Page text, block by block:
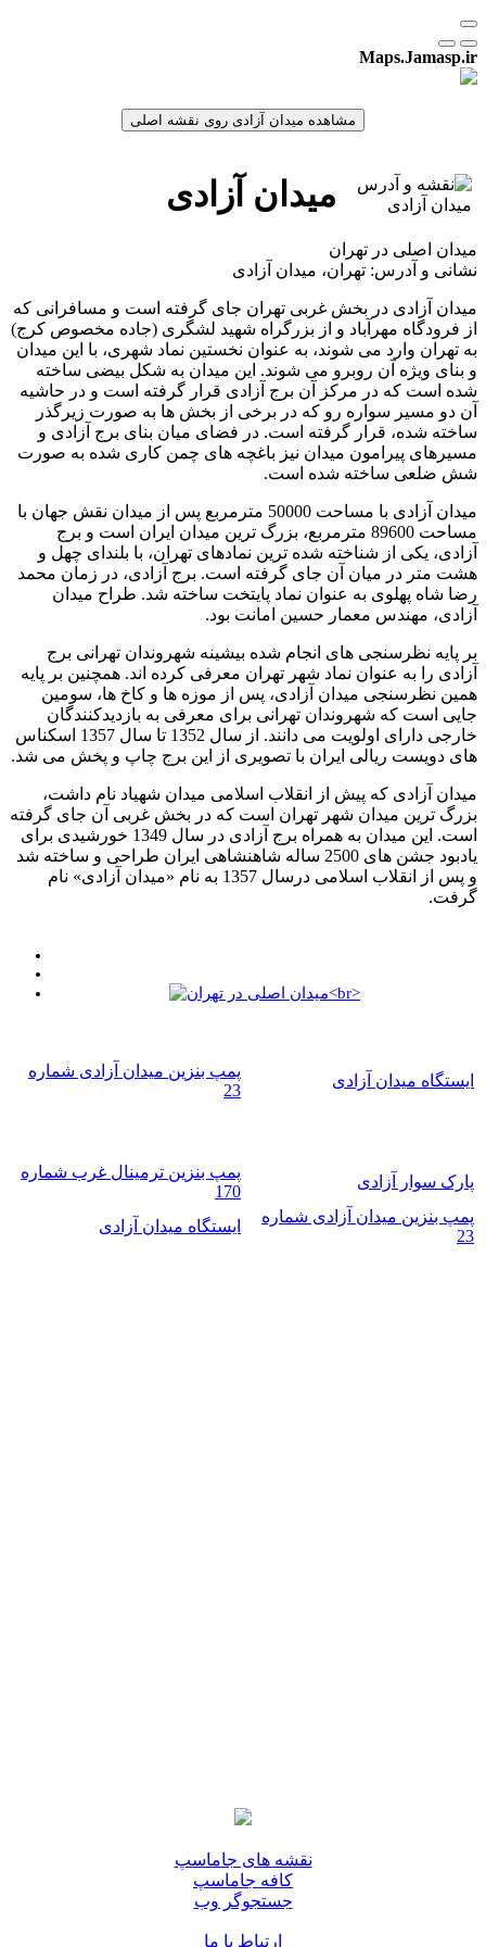
Maps.Jamasp.ir
میدان آزادی
میدان اصلی در تهران
نشانی و آدرس: تهران، میدان آزادی
میدان آزادی در بخش غربی تهران جای گرفته است و مسافرانی که
از فرودگاه مهرآباد و از بزرگراه شهید لشگری (جاده مخصوص کرج)
به تهران وارد می شوند، به عنوان نخستین نماد شهری، با این میدان
و بنای ویژه آن روبرو می شوند. این میدان به شکل بیضی ساخته
شده است که در مرکز آن برج آزادی قرار گرفته است و در حاشیه
آن دو مسیر سواره رو که در برخی از بخش ها به صورت زیرگذر
ساخته شده، قرار گرفته است. در فضای میان بنای برج آزادی و
مسیرهای پیرامون میدان نیز باغچه های چمن کاری شده به صورت
شش ضلعی ساخته شده است.
میدان آزادی با مساحت 50000 مترمربع پس از میدان نقش جهان با
مساحت 89600 مترمربع، بزرگ ترین میدان ایران است و برج
آزادی، یکی از شناخته شده ترین نمادهای تهران، با بلندای چهل و
هشت متر در میان آن جای گرفته است. برج آزادی، در زمان محمد
رضا شاه پهلوی به عنوان نماد پایتخت ساخته شد. طراح میدان
آزادی، مهندس معمار حسین امانت بود.
بر پایه نظرسنجی های انجام شده بیشینه شهروندان تهرانی برج
آزادی را به عنوان نماد شهر تهران معرفی کرده اند. همچنین بر پایه
همین نظرسنجی میدان آزادی، پس از موزه ها و کاخ ها، سومین
جایی است که شهروندان تهرانی برای معرفی به بازدیدکنندگان
خارجی دارای اولویت می دانند. از سال 1352 تا سال 1357 اسکناس
های دویست ریالی ایران با تصویری از این برج چاپ و پخش می شد.
میدان آزادی که پیش از انقلاب اسلامی میدان شهیاد نام داشت،
بزرگ ترین میدان شهر تهران است که در بخش غربی آن جای گرفته
است. این میدان به همراه برج آزادی در سال 1349 خورشیدی برای
یادبود جشن های 2500 ساله شاهنشاهی ایران طراحی و ساخته شد
و پس از انقلاب اسلامی درسال 1357 به نام «میدان آزادی» نام
گرفت.
ایستگاه میدان آزادی
پمپ بنزین میدان آزادی شماره
23
پارک سوار آزادی
پمپ بنزین ترمینال غرب شماره
170
پمپ بنزین میدان آزادی شماره
23
ایستگاه میدان آزادی
نقشه های جاماسپ
کافه جاماسپ
جستجوگر وب
ارتباط با ما